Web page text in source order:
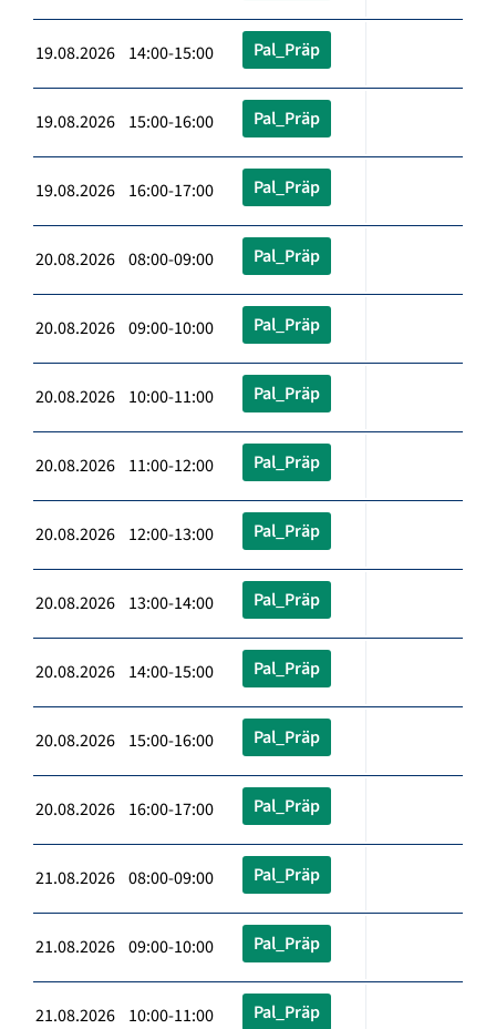
19.08.2026 14:00-15:00 Pal_Präp
19.08.2026 15:00-16:00 Pal_Präp
19.08.2026 16:00-17:00 Pal_Präp
20.08.2026 08:00-09:00 Pal_Präp
20.08.2026 09:00-10:00 Pal_Präp
20.08.2026 10:00-11:00 Pal_Präp
20.08.2026 11:00-12:00 Pal_Präp
20.08.2026 12:00-13:00 Pal_Präp
20.08.2026 13:00-14:00 Pal_Präp
20.08.2026 14:00-15:00 Pal_Präp
20.08.2026 15:00-16:00 Pal_Präp
20.08.2026 16:00-17:00 Pal_Präp
21.08.2026 08:00-09:00 Pal_Präp
21.08.2026 09:00-10:00 Pal_Präp
21.08.2026 10:00-11:00 Pal_Präp